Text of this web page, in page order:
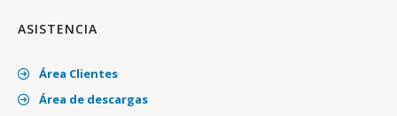
ASISTENCIA
Área Clientes
Área de descargas